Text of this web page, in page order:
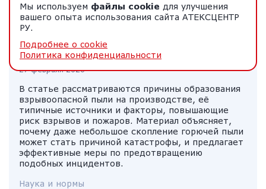
пыль и почему она опасна?
27 февраля 2026
В статье рассматриваются причины образования
взрывоопасной пыли на производстве, её
типичные источники и факторы, повышающие
риск взрывов и пожаров. Материал объясняет,
почему даже небольшое скопление горючей пыли
может стать причиной катастрофы, и предлагает
эффективные меры по предотвращению
подобных инцидентов.
Наука и нормы
Мы используем файлы cookie для улучшения
вашего опыта использования сайта АТЕКСЦЕНТР
РУ.
Подробнее о cookie
Политика конфиденциальности